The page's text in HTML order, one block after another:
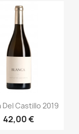
rapide
Del Castillo 2019
42,00 €